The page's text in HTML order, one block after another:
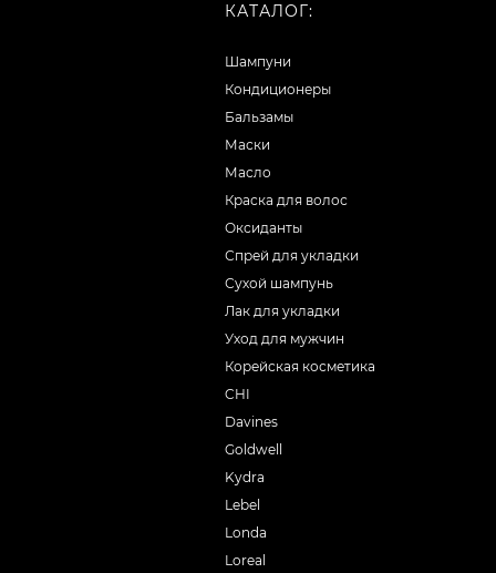
КАТАЛОГ:
Шампуни
Кондиционеры
Бальзамы
Маски
Масло
Краска для волос
Оксиданты
Спрей для укладки
Сухой шампунь
Лак для укладки
Уход для мужчин
Корейская косметика
CHI
Davines
Goldwell
Kydra
Lebel
Londa
Loreal